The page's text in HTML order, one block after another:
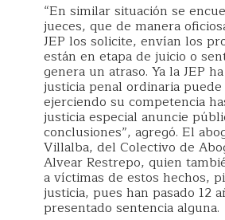
“En similar situación se
jueces, que de manera
JEP los solicite, envían los
están en etapa de juicio o
genera un atraso. Ya la JEP
justicia penal ordinaria
ejerciendo su competencia
justicia especial anuncie
conclusiones”, agregó. El
Villalba, del Colectivo de
Alvear Restrepo, quien
a víctimas de estos hechos,
justicia, pues han pasado 12
presentado sentencia alguna.